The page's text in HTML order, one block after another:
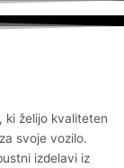
ki želijo kvaliteten
svoje vozilo.
izdelavi iz